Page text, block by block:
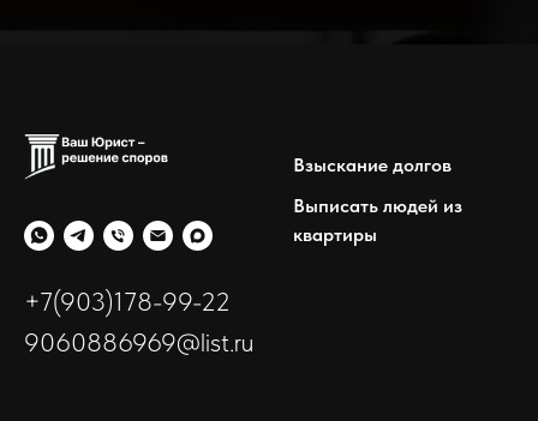
+7(903)178-99-22
9060886969@list.ru
Взыскание долгов
Выписать людей из
квартиры